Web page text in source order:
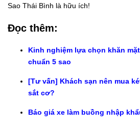
Sao Thái Bình là hữu ích!
Đọc thêm:
Kinh nghiệm lựa chọn khăn
chuẩn 5 sao
[Tư vấn] Khách sạn nên mua
sắt cơ?
Báo giá xe làm buồng nhập